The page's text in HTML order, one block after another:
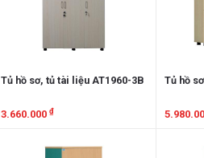
Tủ hồ sơ, tủ tài liệu AT1960-3B
3.660.000 ₫
Tủ hồ